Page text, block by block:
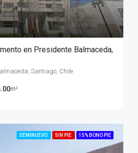
en Presidente Balmaceda,
Santiago, Chile
m²
SEMINUEVO SIN PIE 15% BONO PIE